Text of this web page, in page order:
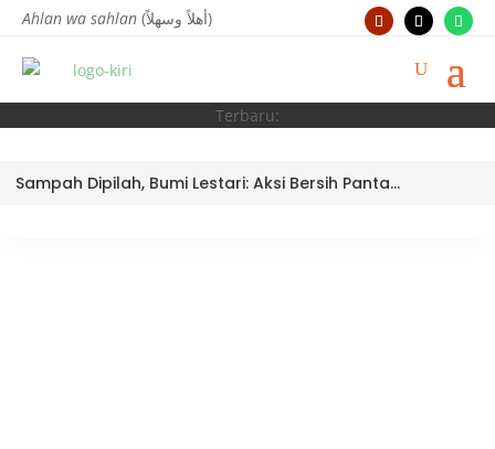
Ahlan wa sahlan (أهلاً وسهلاً)
Terbaru:
Sampah Dipilah, Bumi Lestari: Aksi Bersih Pantai Ujung Batu oleh Tim Bank Sampah MTsN 3 Kota Padang